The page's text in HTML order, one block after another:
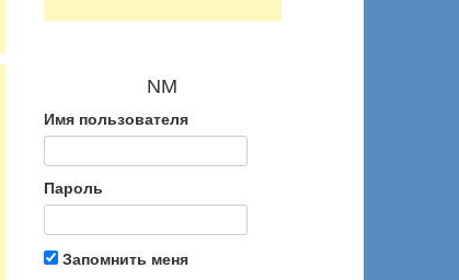
NM
Имя пользователя
Пароль
Запомнить меня